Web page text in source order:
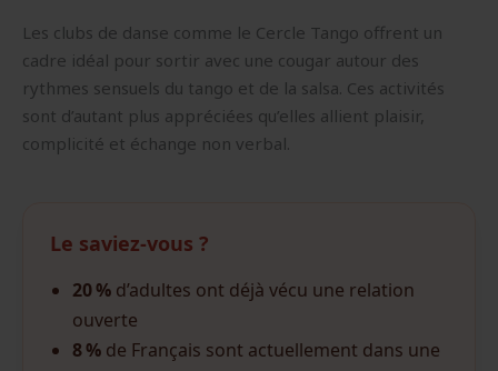
Les clubs de danse comme le Cercle Tango offrent un
cadre idéal pour sortir avec une cougar autour des
rythmes sensuels du tango et de la salsa. Ces activités
sont d’autant plus appréciées qu’elles allient plaisir,
complicité et échange non verbal.
Le saviez-vous ?
20 % d’adultes ont déjà vécu une relation
ouverte
8 % de Français sont actuellement dans une